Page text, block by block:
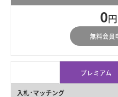
0円
無料会員
プレミアム
入札･マッチング